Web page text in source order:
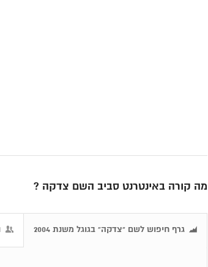
מה קורה באינטרנט סביב השם צדקה ?
גרף חיפוש לשם "צדקה" בגוגל משנת 2004